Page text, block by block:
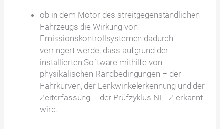
ob in dem Motor des streitgegenständlichen
Fahrzeugs die Wirkung von
Emissionskontrollsystemen dadurch
verringert werde, dass aufgrund der
installierten Software mithilfe von
physikalischen Randbedingungen – der
Fahrkurven, der Lenkwinkelerkennung und der
Zeiterfassung – der Prüfzyklus NEFZ erkannt
wird.